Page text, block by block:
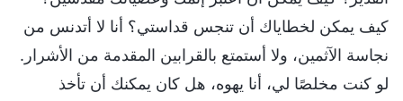
كيف يمكن لخطاياك أن تنجس قداستي؟ أنا لا أتدنس من
نجاسة الآثمين، ولا أستمتع بالقرابين المقدمة من الأشرار.
لو كنت مخلصًا لي، أنا يهوه، هل كان يمكنك أن تأخذ